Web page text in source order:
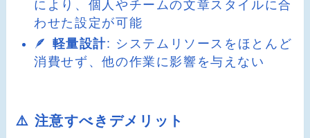
により、個人やチームの文章スタイルに合
わせた設定が可能
🪶 軽量設計: システムリソースをほとんど
消費せず、他の作業に影響を与えない
⚠️ 注意すべきデメリット